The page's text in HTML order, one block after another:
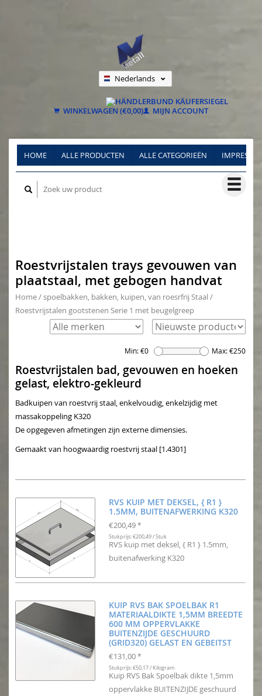
Nederlands
Français
WINKELWAGEN (€0,00) MIJN ACCOUNT
HOME ALLE PRODUCTEN ALLE CATEGORIEËN
Roestvrijstalen trays gevouwen van
plaatstaal, met gebogen handvat
Home/spoelbakken, bakken, kuipen, van roesrfrij Staal /
Roestvrijstalen gootstenen Serie 1 met beugelgreep
Min: €0 Max: €250
Roestvrijstalen bad, gevouwen en hoeken
gelast, elektro-gekleurd
Badkuipen van roestvrij staal, enkelvoudig, enkelzijdig met
massakoppeling K320
De opgegeven afmetingen zijn externe dimensies.
Gemaakt van hoogwaardig roestvrij staal [1.4301]
RVS KUIP MET DEKSEL, { R1 }
1.5MM, BUITENAFWERKING K320
€200,49 *
Stukprijs: €200,49 / Stuk
RVS kuip met deksel, { R1 } 1.5mm,
buitenafwerking K320
KUIP RVS BAK SPOELBAK R1
MATERIAALDIKTE 1,5MM BREEDTE
600 MM OPPERVLAKKE
BUITENZIJDE GESCHUURD
(GRID320) GELAST EN GEBEITST
€131,00 *
Stukprijs: €50,17 / Kilogram
Kuip RVS Bak Spoelbak dikte 1,5mm
oppervlakke BUITENZIJDE geschuurd